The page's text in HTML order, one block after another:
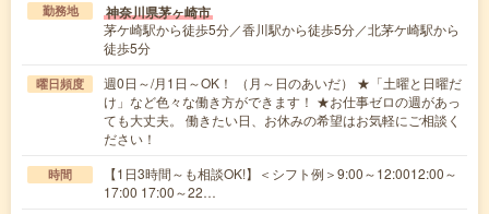
勤務地 神奈川県茅ヶ崎市
茅ケ崎駅から徒歩5分／香川駅から徒歩5分／北茅ケ崎駅から
徒歩5分
曜日頻度
週0日～/月1日～OK！ （月～日のあいだ） ★「土曜と日曜だ
け」など色々な働き方ができます！ ★お仕事ゼロの週があっ
ても大丈夫。 働きたい日、お休みの希望はお気軽にご相談く
ださい！
時間
【1日3時間～も相談OK!】＜シフト例＞9:00～12:0012:00～
17:00 17:00～22…